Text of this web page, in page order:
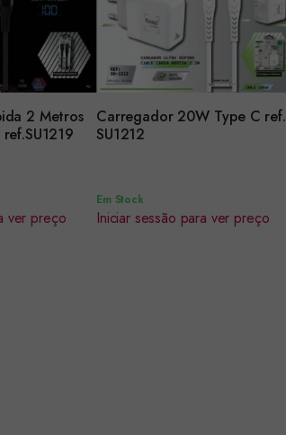
2 Metros
ver preço
Carregador 20W Type C ref.
SU1212
Encomendar
Em Stock
Iniciar sessão para ver preço